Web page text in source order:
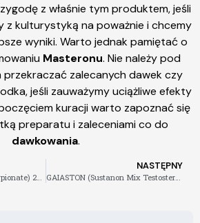
z właśnie tym produktem, jeśli
z kulturystyką na poważnie i chcemy
wyniki. Warto jednak pamiętać o
Masteronu. Nie należy pod
przekraczać zalecanych dawek czy
jeśli zauważymy uciążliwe efekty
kuracji warto zapoznać się
preparatu i zaleceniami co do
dawkowania.
NASTĘPNY
GAIASTON (Sustanon Mix Testosteron) 250mg/ml 10amp